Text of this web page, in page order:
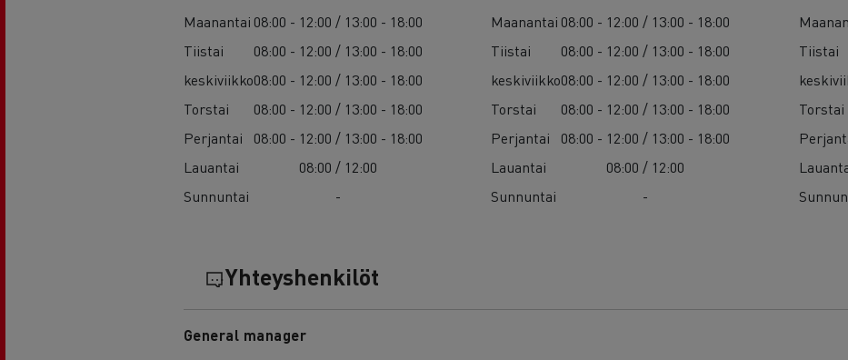
Maanantai 08:00 - 12:00 / 13:00 - 18:00
Tiistai
08:00 - 12:00 / 13:00 - 18:00
keskiviikko08:00 - 12:00 / 13:00 - 18:00
Torstai
08:00 - 12:00 / 13:00 - 18:00
Perjantai
08:00 - 12:00 / 13:00 - 18:00
Lauantai
08:00 / 12:00
Sunnuntai
-
Maanantai 08:00 - 12:00 / 13:00 - 18:00
Tiistai
08:00 - 12:00 / 13:00 - 18:00
keskiviikko08:00 - 12:00 / 13:00 - 18:00
Torstai
08:00 - 12:00 / 13:00 - 18:00
Perjantai
08:00 - 12:00 / 13:00 - 18:00
Lauantai
08:00 / 12:00
Sunnuntai
-
Tiistai
Torstai
Yhteyshenkilöt
General manager